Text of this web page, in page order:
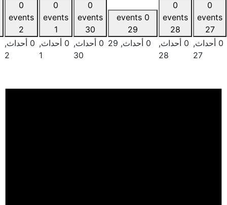
0
events
28
0 أحداث,
28
0 events
0 أحداث,
29
events
0 أحداث,
0
events
1
0 أحداث,
0
events
0 أحداث,
2
0
events
3
0 أحداث,
3